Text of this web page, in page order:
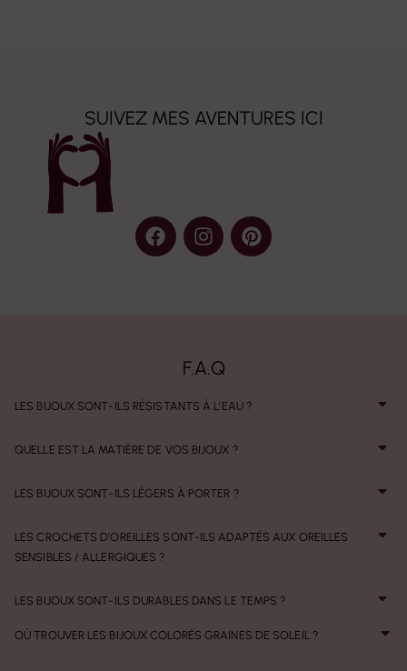
SUIVEZ MES AVENTURES ICI
F.A.Q
LES BIJOUX SONT-ILS RÉSISTANTS À L'EAU ?
QUELLE EST LA MATIÈRE DE VOS BIJOUX ?
LES BIJOUX SONT-ILS LÉGERS À PORTER ?
LES CROCHETS D'OREILLES SONT-ILS ADAPTÉS AUX OREILLES
SENSIBLES / ALLERGIQUES ?
LES BIJOUX SONT-ILS DURABLES DANS LE TEMPS ?
OÙ TROUVER LES BIJOUX COLORÉS GRAINES DE SOLEIL ?